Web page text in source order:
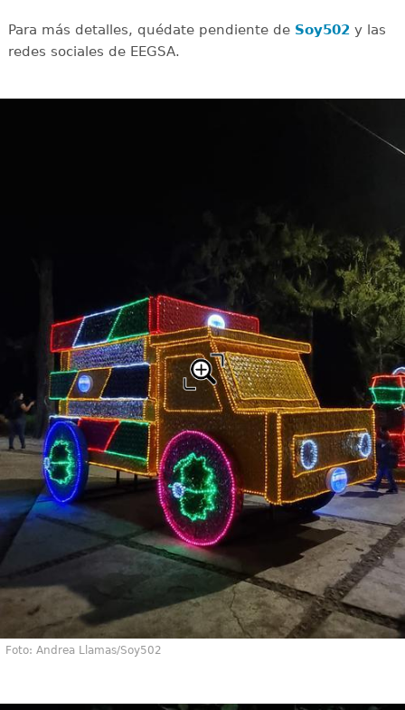
Para más detalles, quédate pendiente de Soy502 y las
redes sociales de EEGSA.
Foto: Andrea Llamas/Soy502